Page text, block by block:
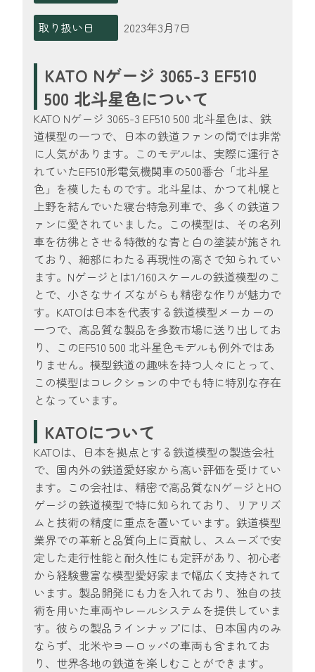
取り扱い日 2023年3月7日
KATO Nゲージ 3065-3 EF510
500 北斗星色について
KATO Nゲージ 3065-3 EF510 500 北斗星色は、鉄
道模型の一つで、日本の鉄道ファンの間では非常
に人気があります。このモデルは、実際に運行さ
れていたEF510形電気機関車の500番台「北斗星
色」を模したものです。北斗星は、かつて札幌と
上野を結んでいた寝台特急列車で、多くの鉄道フ
ァンに愛されていました。この模型は、その名列
車を彷彿とさせる特徴的な青と白の塗装が施され
ており、細部にわたる再現性の高さで知られてい
ます。Nゲージとは1/160スケールの鉄道模型のこ
とで、小さなサイズながらも精密な作りが魅力で
す。KATOは日本を代表する鉄道模型メーカーの
一つで、高品質な製品を多数市場に送り出してお
り、このEF510 500 北斗星色モデルも例外ではあ
りません。模型鉄道の趣味を持つ人々にとって、
この模型はコレクションの中でも特に特別な存在
となっています。
KATOについて
KATOは、日本を拠点とする鉄道模型の製造会社
で、国内外の鉄道愛好家から高い評価を受けてい
ます。この会社は、精密で高品質なNゲージとHO
ゲージの鉄道模型で特に知られており、リアリズ
ムと技術の精度に重点を置いています。鉄道模型
業界での革新と品質向上に貢献し、スムーズで安
定した走行性能と耐久性にも定評があり、初心者
から経験豊富な模型愛好家まで幅広く支持されて
います。製品開発にも力を入れており、独自の技
術を用いた車両やレールシステムを提供していま
す。彼らの製品ラインナップには、日本国内のみ
ならず、北米やヨーロッパの車両も含まれてお
り、世界各地の鉄道を楽しむことができます。